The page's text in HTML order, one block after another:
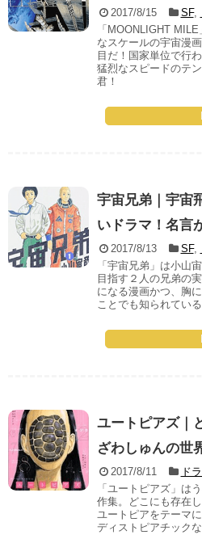
2017/8/15 SF,
「MOONLIGHT
なスケールの宇宙漫
目だ！国家単位で行
猛烈なスピードのテ
君！
宇宙兄弟｜宇宙
いドラマ！名言
2017/8/13 SF,
「宇宙兄弟」は小山
目指す２人の兄弟の
になる漫画かつ、胸
ことでも知られている
ユートピアズ｜
ざわしゅんの世
2017/8/11
ド
「ユートピアズ」は
作集。どこにも存在
ユートピアをテーマ
ディストピアチック